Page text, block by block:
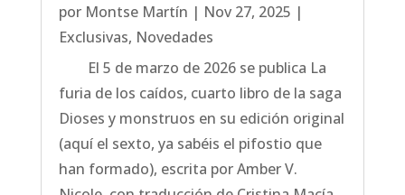
por Montse Martín | Nov 27, 2025 |
Exclusivas, Novedades
El 5 de marzo de 2026 se publica La
furia de los caídos, cuarto libro de la saga
Dioses y monstruos en su edición original
(aquí el sexto, ya sabéis el pifostio que
han formado), escrita por Amber V.